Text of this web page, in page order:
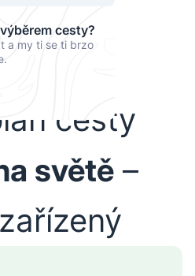
cesty?
a my ti se ti brzo
cesty
světě –